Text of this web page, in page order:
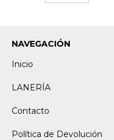
NAVEGACIÓN
Inicio
LANERÍA
Contacto
Política de Devolución